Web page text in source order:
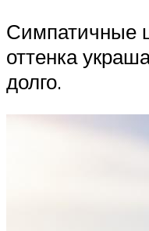
Симпатичные
оттенка
долго.